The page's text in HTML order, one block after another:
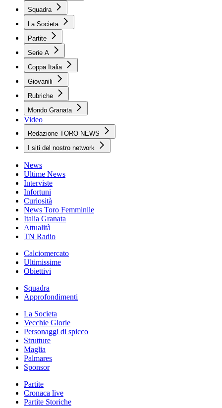
Squadra
La Societa
Partite
Serie A
Coppa Italia
Giovanili
Rubriche
Mondo Granata
Video
Redazione TORO NEWS
I siti del nostro network
News
Ultime News
Interviste
Infortuni
Curiosità
News Toro Femminile
Italia Granata
Attualità
TN Radio
Calciomercato
Ultimissime
Obiettivi
Squadra
Approfondimenti
La Societa
Vecchie Glorie
Personaggi di spicco
Strutture
Maglia
Palmares
Sponsor
Partite
Cronaca live
Partite Storiche